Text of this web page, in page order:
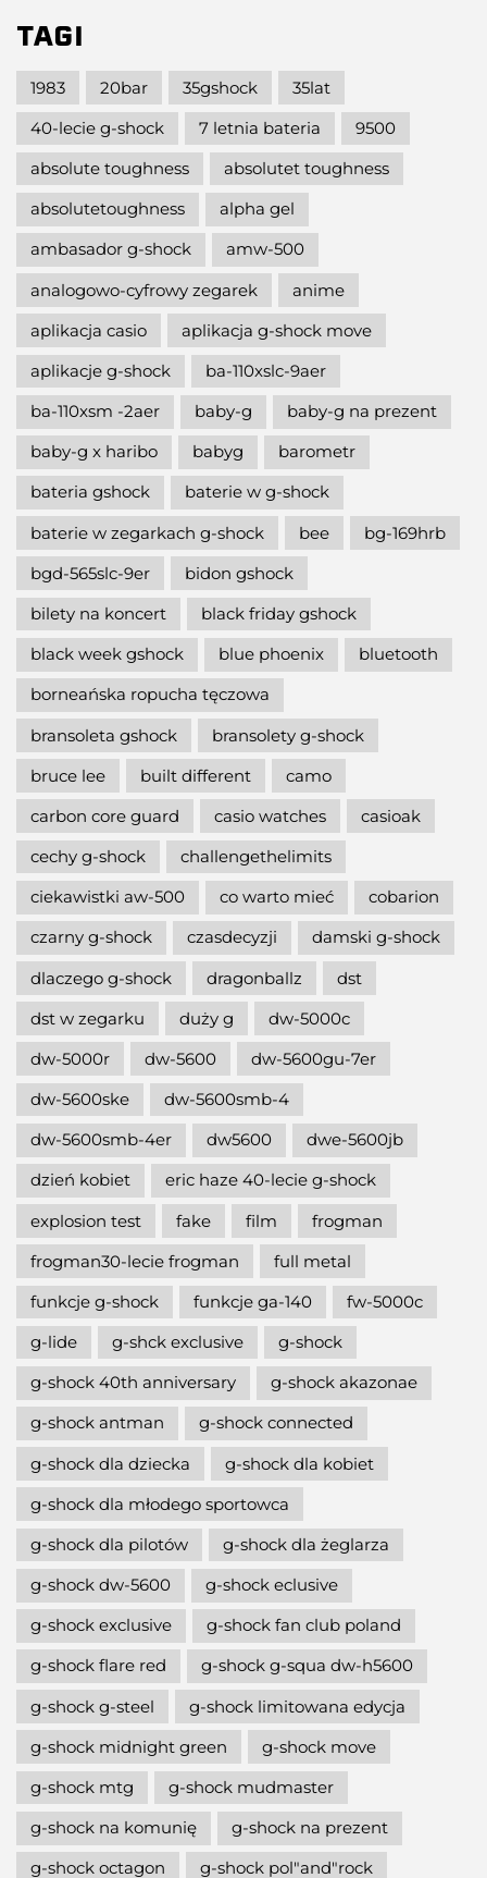
TAGI
1983 20bar 35gshock
35lat
40-lecie g-shock
7 letnia bateria
9500
absolute toughness
absolutet toughness
absolutetoughness
alpha gel
ambasador g-shock
amw-500
analogowo-cyfrowy zegarek
anime
aplikacja casio
aplikacja g-shock move
aplikacje g-shock
ba-110xslc-9aer
ba-110xsm -2aer
baby-g
baby-g na prezent
baby-g x haribo
babyg
barometr
bateria gshock
baterie w g-shock
baterie w zegarkach g-shock
bee
bg-169hrb
bgd-565slc-9er
bidon gshock
bilety na koncert
black friday gshock
black week gshock
blue phoenix
bluetooth
borneańska ropucha tęczowa
bransoleta gshock
bransolety g-shock
bruce lee
built different
camo
carbon core guard
casio watches
casioak
cechy g-shock
challengethelimits
ciekawistki aw-500
co warto mieć
cobarion
czarny g-shock
czasdecyzji
damski g-shock
dlaczego g-shock
dragonballz
dst
dst w zegarku
duży g
dw-5000c
dw-5000r
dw-5600
dw-5600gu-7er
dw-5600ske
dw-5600smb-4
dw-5600smb-4er
dw5600
dwe-5600jb
dzień kobiet
eric haze 40-lecie g-shock
explosion test
fake film
frogman
frogman30-lecie frogman
full metal
funkcje g-shock
funkcje ga-140
fw-5000c
g-lide
g-shck exclusive
g-shock
g-shock 40th anniversary
g-shock akazonae
g-shock antman
g-shock connected
g-shock dla dziecka
g-shock dla kobiet
g-shock dla młodego sportowca
g-shock dla pilotów
g-shock dla żeglarza
g-shock dw-5600
g-shock eclusive
g-shock exclusive
g-shock fan club poland
g-shock flare red
g-shock g-squa dw-h5600
g-shock g-steel
g-shock limitowana edycja
g-shock midnight green
g-shock move
g-shock mtg
g-shock mudmaster
g-shock na komunię
g-shock na prezent
g-shock octagon
g-shock pol"and"rock